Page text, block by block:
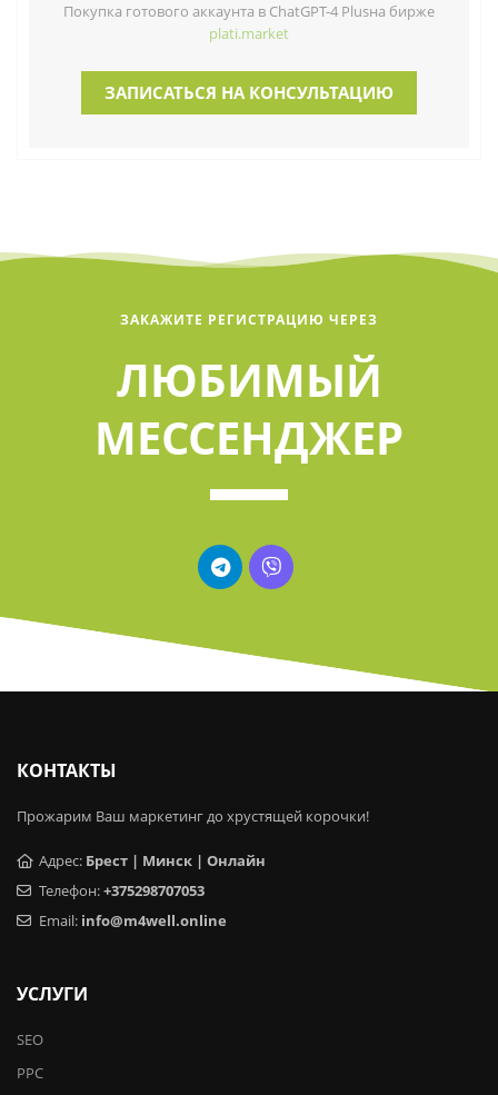
Покупка готового аккаунта в ChatGPT-4 Plusна бирже
plati.market
ЗАПИСАТЬСЯ НА КОНСУЛЬТАЦИЮ
ЗАКАЖИТЕ РЕГИСТРАЦИЮ ЧЕРЕЗ
ЛЮБИМЫЙ
МЕССЕНДЖЕР
КОНТАКТЫ
Прожарим Ваш маркетинг до хрустящей корочки!
Адрес: Брест | Минск | Онлайн
Телефон:+375298707053
Email: info@m4well.online
УСЛУГИ
SEO
PPC